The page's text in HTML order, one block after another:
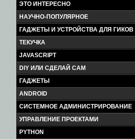
ЭТО ИНТЕРЕСНО
НАУЧНО-ПОПУЛЯРНОЕ
ГАДЖЕТЫ И УСТРОЙСТВА ДЛЯ ГИКОВ
ТЕКУЧКА
JAVASCRIPT
DIY ИЛИ СДЕЛАЙ САМ
ГАДЖЕТЫ
ANDROID
СИСТЕМНОЕ АДМИНИСТРИРОВАНИЕ
УПРАВЛЕНИЕ ПРОЕКТАМИ
PYTHON